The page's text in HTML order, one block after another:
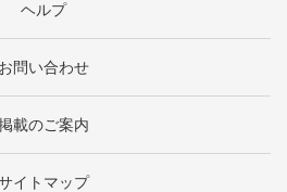
ヘルプ
お問い合わせ
載のご案内
イトマップ